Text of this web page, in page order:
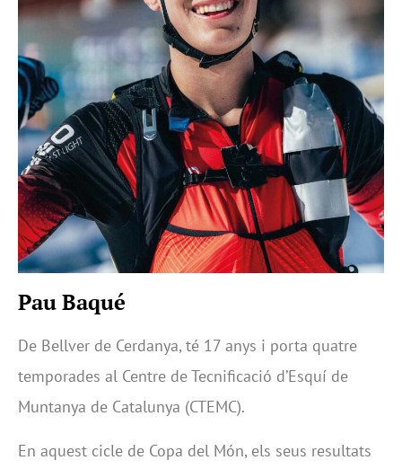
Pau Baqué
De Bellver de Cerdanya, té 17 anys i porta quatre
temporades al Centre de Tecnificació d’Esquí de
Muntanya de Catalunya (CTEMC).
En aquest cicle de Copa del Món, els seus resultats